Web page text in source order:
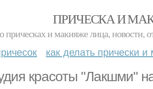
ПРИЧЕСКА И
прическах и макияже лица, новости,
как делать прически
красоты "Лакшми"